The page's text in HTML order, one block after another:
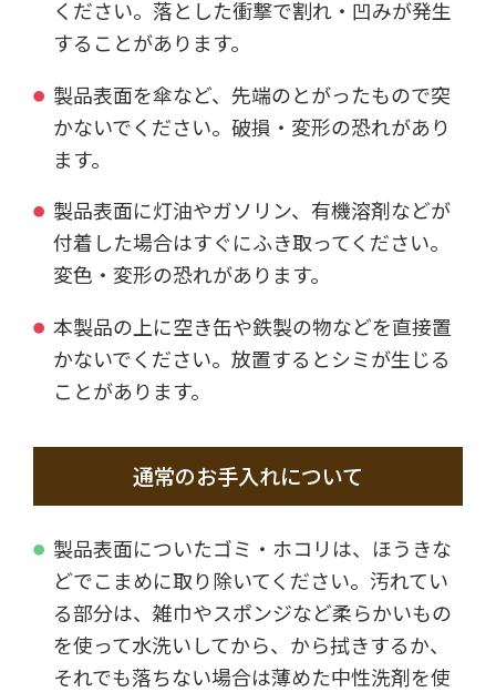
ください。落とした衝撃で割れ・凹みが発生
することがあります。
製品表面を傘など、先端のとがったもので突
かないでください。破損・変形の恐れがあり
ます。
製品表面に灯油やガソリン、有機溶剤などが
付着した場合はすぐにふき取ってください。
変色・変形の恐れがあります。
本製品の上に空き缶や鉄製の物などを直接置
かないでください。放置するとシミが生じる
ことがあります。
通常のお手入れについて
製品表面についたゴミ・ホコリは、ほうきな
どでこまめに取り除いてください。汚れてい
る部分は、雑巾やスポンジなど柔らかいもの
を使って水洗いしてから、から拭きするか、
それでも落ちない場合は薄めた中性洗剤を使